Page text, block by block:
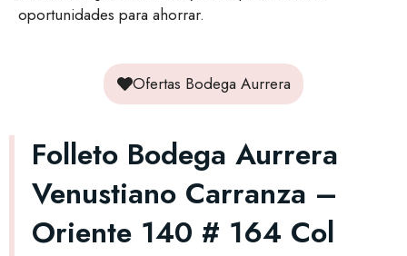
oportunidades para ahorrar.
Ofertas Bodega Aurrera
Folleto Bodega Aurrera
Venustiano Carranza –
Oriente 140 # 164 Col